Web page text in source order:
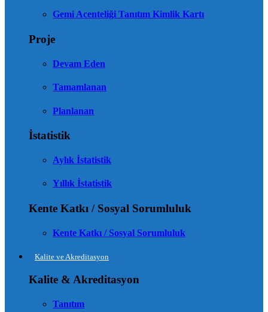
Gemi Acenteliği Tanıtım Kimlik Kartı
Proje
Devam Eden
Tamamlanan
Planlanan
İstatistik
Aylık İstatistik
Yıllık İstatistik
Kente Katkı / Sosyal Sorumluluk
Kente Katkı / Sosyal Sorumluluk
Kalite ve Akreditasyon
Kalite & Akreditasyon
Tanıtım